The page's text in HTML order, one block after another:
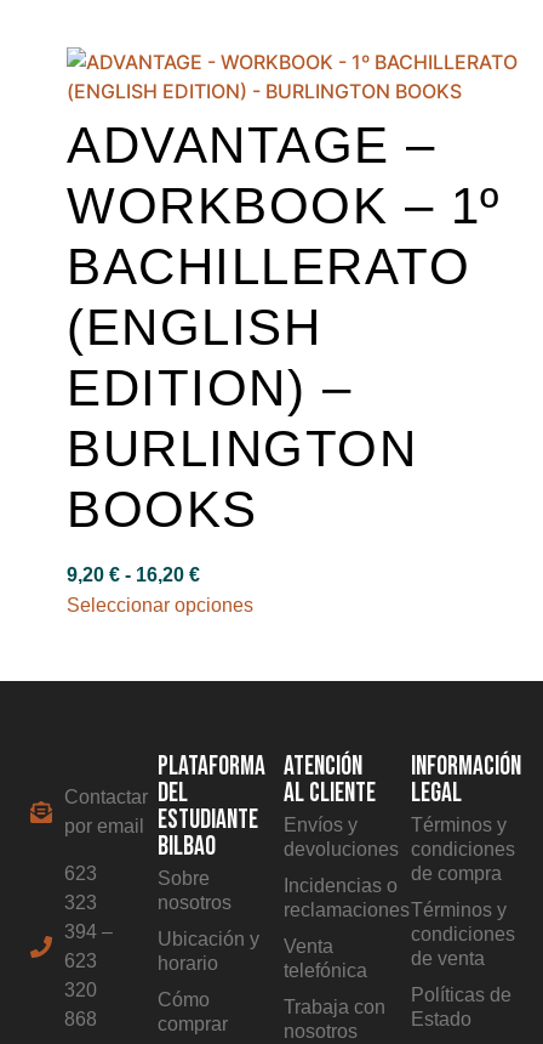
ADVANTAGE –
WORKBOOK – 1º
BACHILLERATO
(ENGLISH
EDITION) –
BURLINGTON
BOOKS
9,20 € - 16,20 €
Seleccionar opciones
Contactar
por email
623
323
394 –
623
320
868
PLATAFORMA
DEL
ESTUDIANTE
BILBAO
Sobre
nosotros
Ubicación y
horario
Cómo
comprar
ATENCIÓN
AL CLIENTE
Envíos y
devoluciones
Incidencias o
reclamaciones
Venta
telefónica
Trabaja con
nosotros
INFORMACIÓN
LEGAL
Términos y
condiciones
de compra
Términos y
condiciones
de venta
Políticas de
Estado